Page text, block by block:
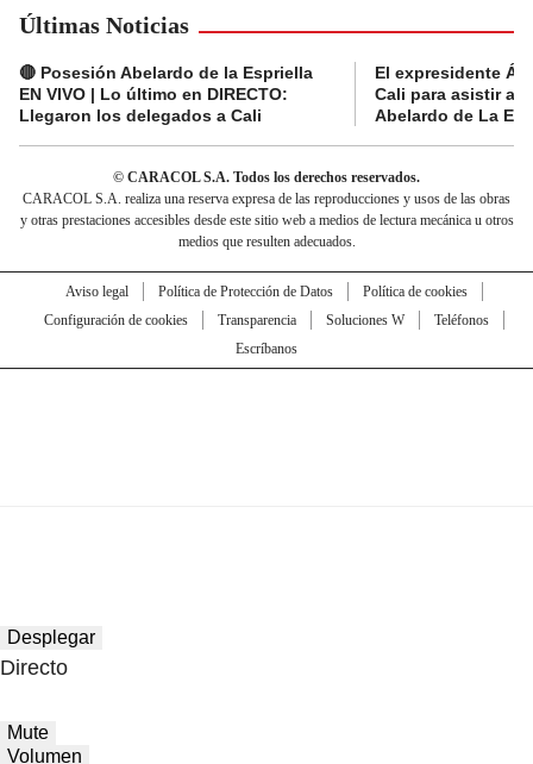
Últimas Noticias
🔴 Posesión Abelardo de la Espriella
EN VIVO | Lo último en DIRECTO:
Llegaron los delegados a Cali
El expresidente
Cali para asistir a
Abelardo de La
© CARACOL S.A. Todos los derechos reservados.
CARACOL S.A. realiza una reserva expresa de las reproducciones y usos de las obras
y otras prestaciones accesibles desde este sitio web a medios de lectura mecánica u otros
medios que resulten adecuados.
Aviso legal Política de Protección de Datos
Política de cookies
Configuración de cookies
Transparencia Soluciones W
Teléfonos
Escríbanos
Desplegar
Directo
Mute
Volumen